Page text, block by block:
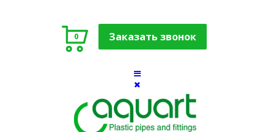
0 Заказать звонок